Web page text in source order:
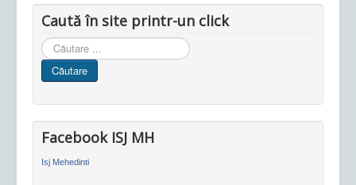
Caută în site printr-un click
Cauta
in
site
Căutare
Facebook ISJ MH
Isj Mehedinti